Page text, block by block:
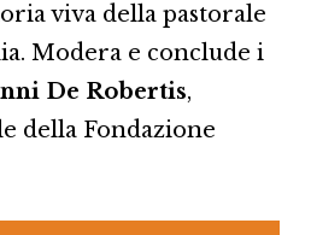
viva della pastorale
Modera e conclude i
De Robertis,
della Fondazione